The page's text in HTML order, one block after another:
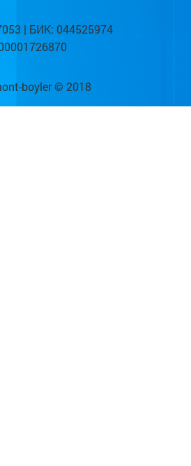
| БИК: 044525974
boyler © 2018